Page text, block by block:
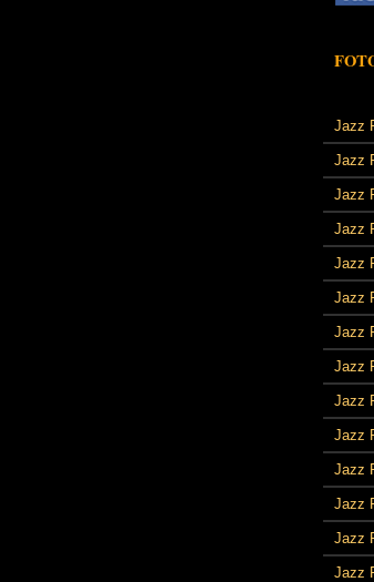
Jazz
Jazz
Jazz
Jazz
Jazz
Jazz
Jazz
Jazz
Jazz
Jazz
Jazz
Jazz
Jazz
Jazz